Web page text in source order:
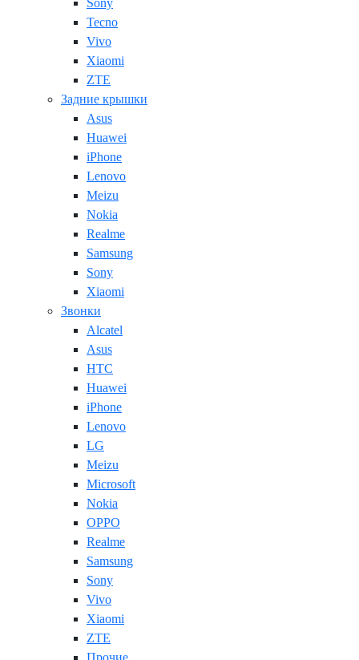
Sony
Tecno
Vivo
Xiaomi
ZTE
Задние крышки
Asus
Huawei
iPhone
Lenovo
Meizu
Nokia
Realme
Samsung
Sony
Xiaomi
Звонки
Alcatel
Asus
HTC
Huawei
iPhone
Lenovo
LG
Meizu
Microsoft
Nokia
OPPO
Realme
Samsung
Sony
Vivo
Xiaomi
ZTE